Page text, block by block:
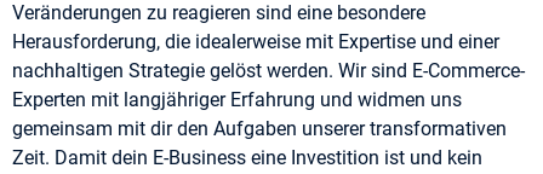
Veränderungen zu reagieren sind eine besondere
Herausforderung, die idealerweise mit Expertise und einer
nachhaltigen Strategie gelöst werden. Wir sind E-Commerce-
Experten mit langjähriger Erfahrung und widmen uns
gemeinsam mit dir den Aufgaben unserer transformativen
Zeit. Damit dein E-Business eine Investition ist und kein